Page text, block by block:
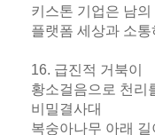
키스톤 기업은 남
플랫폼 세상과 소통
16. 급진적 거북이
황소걸음으로 천리
비밀결사대
복숭아나무 아래